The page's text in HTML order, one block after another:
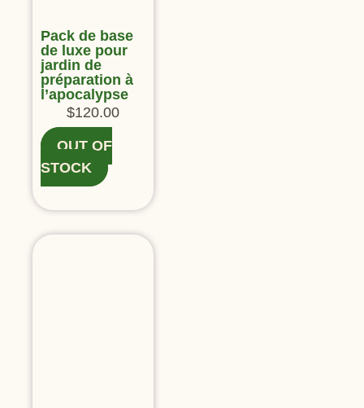
Pack de base
de luxe pour
jardin de
préparation à
l’apocalypse
$120.00
OUT OF
STOCK